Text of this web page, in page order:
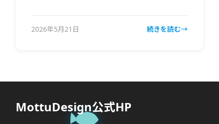
2026年5月21日 続きを読む
MottuDesign公式HP